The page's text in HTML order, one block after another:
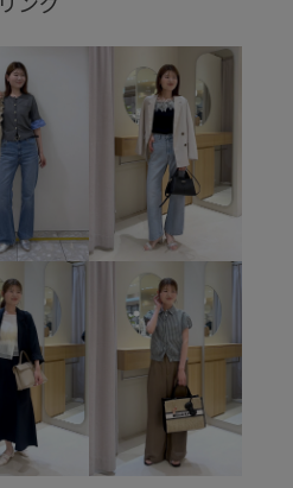
BVV36100 BVX36070
26SSceremony
2WAYで使える
Tシャツ
vis_26ssbag
vis_br31 VIS_ceremony_2026
Vネック WEB限定
Wshoes_pickup